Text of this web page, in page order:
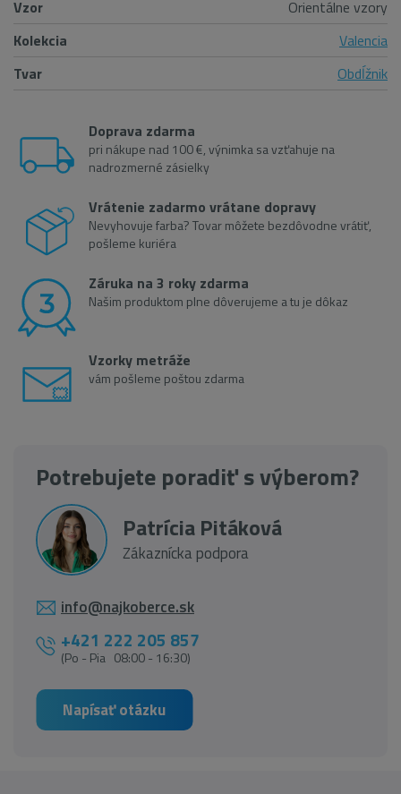
Vzor
Orientálne vzory
Kolekcia
Valencia
Tvar
Obdĺžnik
Doprava zdarma
pri nákupe nad 100 €, výnimka sa vzťahuje na
nadrozmerné zásielky
Vrátenie zadarmo vrátane dopravy
Nevyhovuje farba? Tovar môžete bezdôvodne vrátiť,
pošleme kuriéra
Záruka na 3 roky zdarma
Našim produktom plne dôverujeme a tu je dôkaz
Vzorky metráže
vám pošleme poštou zdarma
Potrebujete poradiť s výberom?
Patrícia Pitáková
Zákaznícka podpora
info@najkoberce.sk
+421 222 205 857
(Po - Pia 08:00 - 16:30)
Napísať otázku